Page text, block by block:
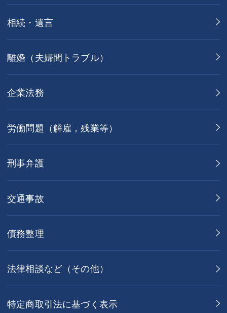
相続・遺言
離婚（夫婦間トラブル）
企業法務
労働問題（解雇，残業等）
刑事弁護
交通事故
債務整理
法律相談など（その他）
特定商取引法に基づく表示